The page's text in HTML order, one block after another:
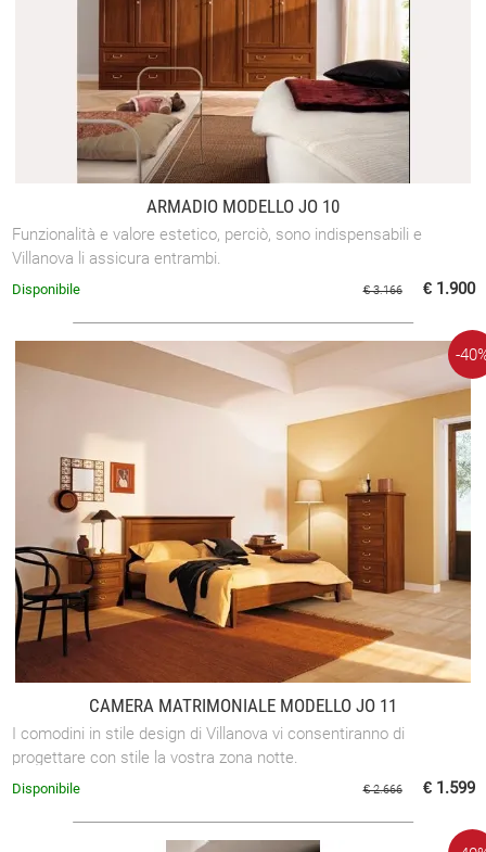
ARMADIO MODELLO JO 10
Funzionalità e valore estetico, perciò, sono indispensabili e
Villanova li assicura entrambi.
€ 3.166 € 1.900
Disponibile
CAMERA MATRIMONIALE MODELLO JO 11
I comodini in stile design di Villanova vi consentiranno di
progettare con stile la vostra zona notte.
-
€ 2.666 € 1.599
Disponibile